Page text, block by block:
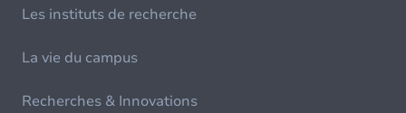
Les instituts de recherche
La vie du campus
Recherches & Innovations